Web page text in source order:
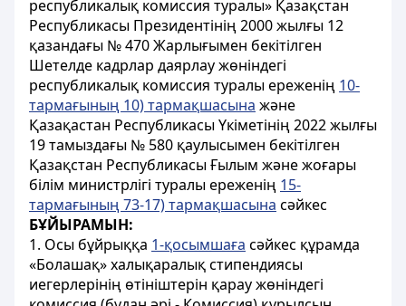
республикалық комиссия туралы» Қазақстан
Республикасы Президентінің 2000 жылғы 12
қазандағы № 470 Жарлығымен бекітілген
Шетелде кадрлар даярлау жөніндегі
республикалық комиссия туралы ереженің 10-
тармағының 10) тармақшасына және
Қазақастан Республикасы Үкіметінің 2022жылғы
19 тамыздағы № 580 қаулысымен бекітілген
Қазақстан Республикасы Ғылым және жоғары
білім министрлігі туралы ереженің 15-
тармағының 73-17) тармақшасына сәйкес
БҰЙЫРАМЫН:
1. Осы бұйрыққа 1-қосымшаға сәйкес құрамда
«Болашақ» халықаралық стипендиясы
иегерлерінің өтініштерін қарау жөніндегі